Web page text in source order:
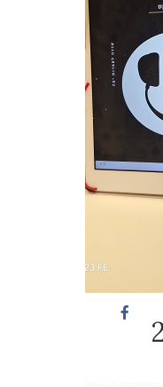
סובוטקס חלק 2